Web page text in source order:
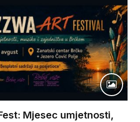
Mjesec umjetnosti,